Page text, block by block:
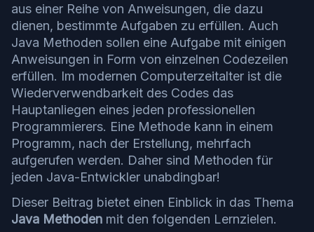
aus einer Reihe von Anweisungen, die dazu
dienen, bestimmte Aufgaben zu erfüllen. Auch
Java Methoden sollen eine Aufgabe mit einigen
Anweisungen in Form von einzelnen Codezeilen
erfüllen. Im modernen Computerzeitalter ist die
Wiederverwendbarkeit des Codes das
Hauptanliegen eines jeden professionellen
Programmierers. Eine Methode kann in einem
Programm, nach der Erstellung, mehrfach
aufgerufen werden. Daher sind Methoden für
jeden Java-Entwickler unabdingbar!
Dieser Beitrag bietet einen Einblick in das Thema
Java Methoden mit den folgenden Lernzielen.